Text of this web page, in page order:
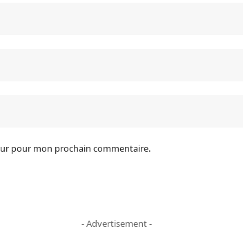
pour mon prochain commentaire.
- Advertisement -